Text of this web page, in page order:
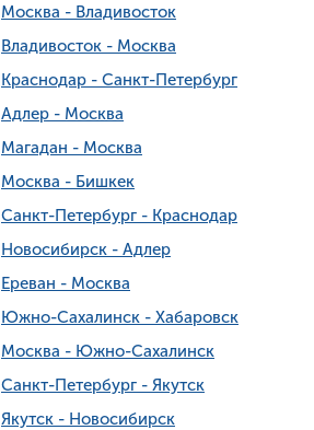
Москва - Владивосток
Владивосток - Москва
Краснодар - Санкт-Петербург
Адлер - Москва
Магадан - Москва
Москва - Бишкек
Санкт-Петербург - Краснодар
Новосибирск - Адлер
Ереван - Москва
Южно-Сахалинск - Хабаровск
Москва - Южно-Сахалинск
Санкт-Петербург - Якутск
Якутск - Новосибирск